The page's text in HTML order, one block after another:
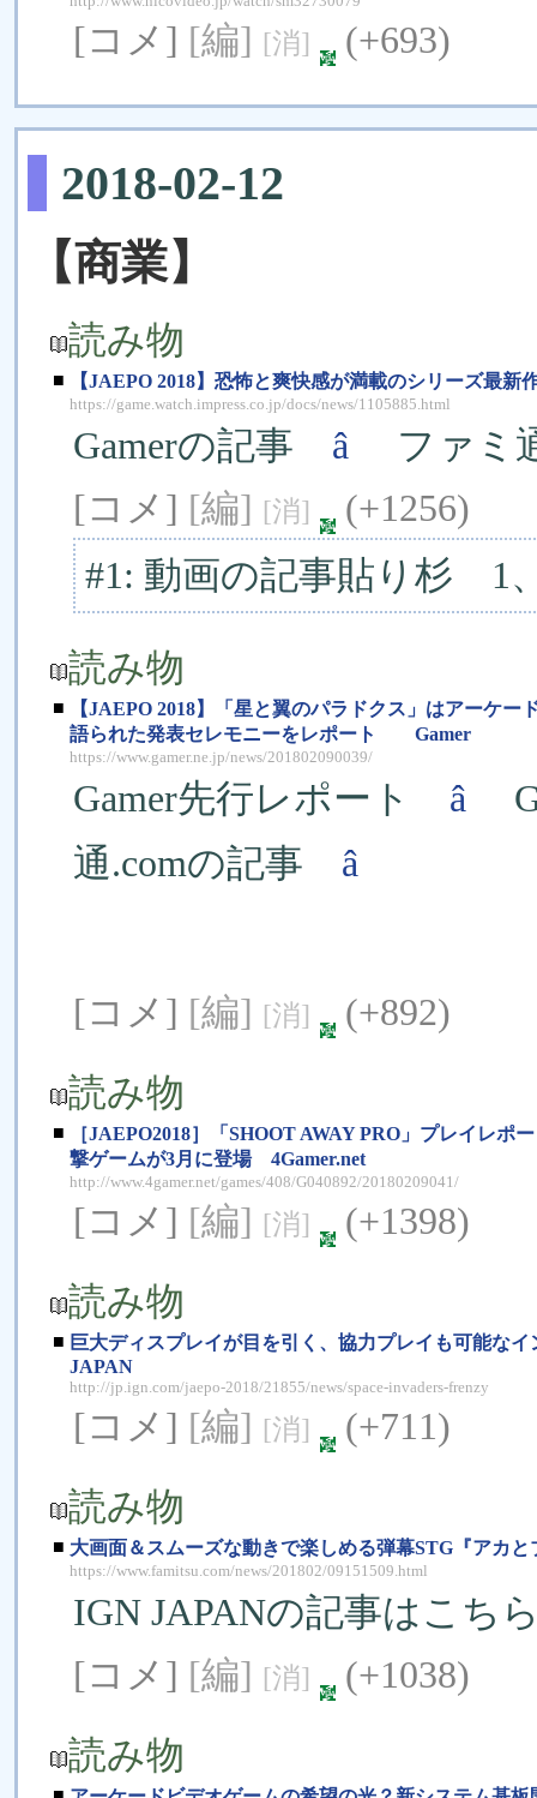
[コメ] [編] [消] (+693)
2018-02-12
【商業】
読み物
■ 【JAEPO 2018】恐怖と爽快感が満載のシリーズ最
https://game.watch.impress.co.jp/docs/news/1105885.html
Gamerの記事 â
ファミ
[コメ] [編] [消]
(+1256)
#1: 動画の記事貼り杉 1
読み物
■
【JAEPO 2018】「星と翼のパラドクス」はアーケ
語られた発表セレモニーをレポート Gamer
https://www.gamer.ne.jp/news/201802090039/
Gamer先行レポート â
通.comの記事 â
[コメ] [編] [消]
(+892)
読み物
■
［JAEPO2018］「SHOOT AWAY PRO」プレイレ
撃ゲームが3月に登場 4Gamer.net
http://www.4gamer.net/games/408/G040892/20180209041/
[コメ] [編] [消]
(+1398)
読み物
■ 巨大ディスプレイが目を引く、協力プレイも可能
JAPAN
http://jp.ign.com/jaepo-2018/21855/news/space-invaders-frenzy
[コメ] [編] [消]
(+711)
読み物
■ 大画面＆スムーズな動きで楽しめる弾幕STG『アカ
https://www.famitsu.com/news/201802/09151509.html
IGN JAPANの記事はこ
[コメ] [編] [消]
(+1038)
読み物